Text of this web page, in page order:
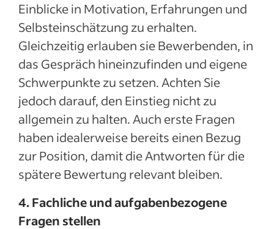
Einblicke in Motivation, Erfahrungen und
Selbsteinschätzung zu erhalten.
Gleichzeitig erlauben sie Bewerbenden, in
das Gespräch hineinzufinden und eigene
Schwerpunkte zu setzen. Achten Sie
jedoch darauf, den Einstieg nicht zu
allgemein zu halten. Auch erste Fragen
haben idealerweise bereits einen Bezug
zur Position, damit die Antworten für die
spätere Bewertung relevant bleiben.
4. Fachliche und aufgabenbezogene
Fragen stellen